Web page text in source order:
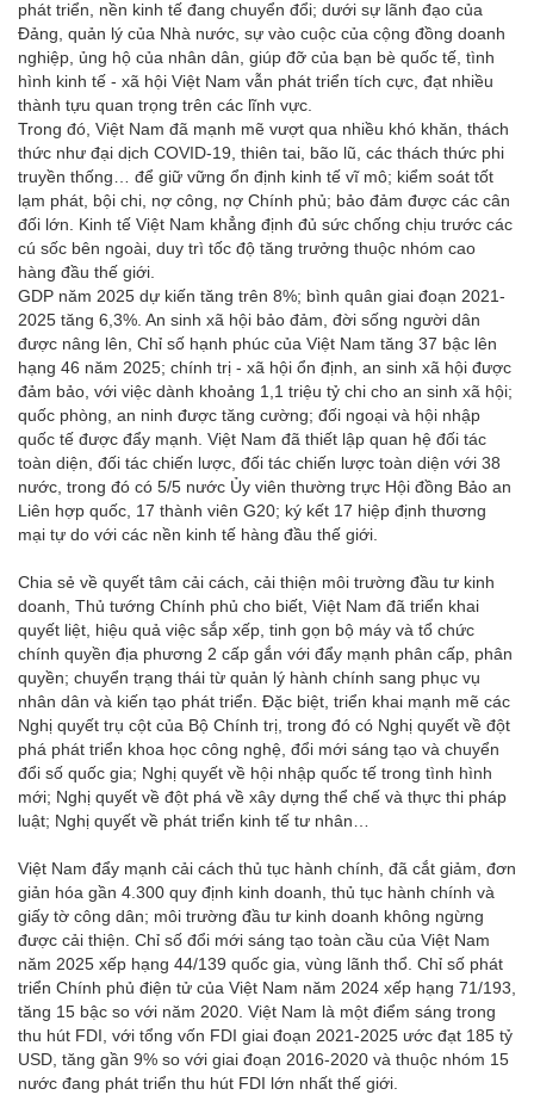
phát triển, nền kinh tế đang chuyển đổi; dưới sự lãnh đạo của
Đảng, quản lý của Nhà nước, sự vào cuộc của cộng đồng doanh
nghiệp, ủng hộ của nhân dân, giúp đỡ của bạn bè quốc tế, tình
hình kinh tế - xã hội Việt Nam vẫn phát triển tích cực, đạt nhiều
thành tựu quan trọng trên các lĩnh vực.
Trong đó, Việt Nam đã mạnh mẽ vượt qua nhiều khó khăn, thách
thức như đại dịch COVID-19, thiên tai, bão lũ, các thách thức phi
truyền thống… để giữ vững ổn định kinh tế vĩ mô; kiểm soát tốt
lạm phát, bội chi, nợ công, nợ Chính phủ; bảo đảm được các cân
đối lớn. Kinh tế Việt Nam khẳng định đủ sức chống chịu trước các
cú sốc bên ngoài, duy trì tốc độ tăng trưởng thuộc nhóm cao
hàng đầu thế giới.
GDP năm 2025 dự kiến tăng trên 8%; bình quân giai đoạn 2021-
2025 tăng 6,3%. An sinh xã hội bảo đảm, đời sống người dân
được nâng lên, Chỉ số hạnh phúc của Việt Nam tăng 37 bậc lên
hạng 46 năm 2025; chính trị - xã hội ổn định, an sinh xã hội được
đảm bảo, với việc dành khoảng 1,1 triệu tỷ chi cho an sinh xã hội;
quốc phòng, an ninh được tăng cường; đối ngoại và hội nhập
quốc tế được đẩy mạnh. Việt Nam đã thiết lập quan hệ đối tác
toàn diện, đối tác chiến lược, đối tác chiến lược toàn diện với 38
nước, trong đó có 5/5 nước Ủy viên thường trực Hội đồng Bảo an
Liên hợp quốc, 17 thành viên G20; ký kết 17 hiệp định thương
mại tự do với các nền kinh tế hàng đầu thế giới.
Chia sẻ về quyết tâm cải cách, cải thiện môi trường đầu tư kinh
doanh, Thủ tướng Chính phủ cho biết, Việt Nam đã triển khai
quyết liệt, hiệu quả việc sắp xếp, tinh gọn bộ máy và tổ chức
chính quyền địa phương 2 cấp gắn với đẩy mạnh phân cấp, phân
quyền; chuyển trạng thái từ quản lý hành chính sang phục vụ
nhân dân và kiến tạo phát triển. Đặc biệt, triển khai mạnh mẽ các
Nghị quyết trụ cột của Bộ Chính trị, trong đó có Nghị quyết về đột
phá phát triển khoa học công nghệ, đổi mới sáng tạo và chuyển
đổi số quốc gia; Nghị quyết về hội nhập quốc tế trong tình hình
mới; Nghị quyết về đột phá về xây dựng thể chế và thực thi pháp
luật; Nghị quyết về phát triển kinh tế tư nhân…
Việt Nam đẩy mạnh cải cách thủ tục hành chính, đã cắt giảm, đơn
giản hóa gần 4.300 quy định kinh doanh, thủ tục hành chính và
giấy tờ công dân; môi trường đầu tư kinh doanh không ngừng
được cải thiện. Chỉ số đổi mới sáng tạo toàn cầu của Việt Nam
năm 2025 xếp hạng 44/139 quốc gia, vùng lãnh thổ. Chỉ số phát
triển Chính phủ điện tử của Việt Nam năm 2024 xếp hạng 71/193,
tăng 15 bậc so với năm 2020. Việt Nam là một điểm sáng trong
thu hút FDI, với tổng vốn FDI giai đoạn 2021-2025 ước đạt 185 tỷ
USD, tăng gần 9% so với giai đoạn 2016-2020 và thuộc nhóm 15
nước đang phát triển thu hút FDI lớn nhất thế giới.